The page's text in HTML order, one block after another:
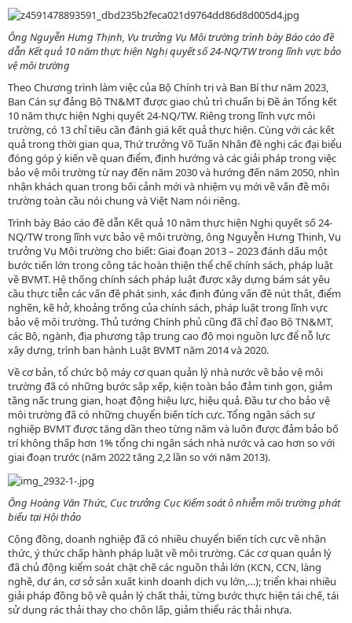
Ông Nguyễn Hưng Thịnh, Vụ trưởng Vụ Môi trường trình bày Báo cáo đề
dẫn Kết quả 10 năm thực hiện Nghị quyết số 24-NQ/TW trong lĩnh vực bảo
vệ môi trường
Theo Chương trình làm việc của Bộ Chính trị và Ban Bí thư năm 2023,
Ban Cán sự đảng Bộ TN&MT được giao chủ trì chuẩn bị Đề án Tổng kết
10 năm thực hiện Nghị quyết 24-NQ/TW. Riêng trong lĩnh vực môi
trường, có 13 chỉ tiêu cần đánh giá kết quả thực hiện. Cùng với các kết
quả trong thời gian qua, Thứ trưởng Võ Tuấn Nhân đề nghị các đại biểu
đóng góp ý kiến về quan điểm, định hướng và các giải pháp trong việc
bảo vệ môi trường từ nay đến năm 2030 và hướng đến năm 2050, nhìn
nhận khách quan trong bối cảnh mới và nhiệm vụ mới về vấn đề môi
trường toàn cầu nói chung và Việt Nam nói riêng.
Trình bày Báo cáo đề dẫn Kết quả 10 năm thực hiện Nghị quyết số 24-
NQ/TW trong lĩnh vực bảo vệ môi trường, ông Nguyễn Hưng Thịnh, Vụ
trưởng Vụ Môi trường cho biết: Giai đoạn 2013 – 2023 đánh dấu một
bước tiến lớn trong công tác hoàn thiện thể chế chính sách, pháp luật
về BVMT. Hệ thống chính sách pháp luật được xây dựng bám sát yêu
cầu thực tiễn các vấn đề phát sinh, xác định đúng vấn đề nút thắt, điểm
nghẽn, kẽ hở, khoảng trống của chính sách, pháp luật trong lĩnh vực
bảo vệ môi trường. Thủ tướng Chính phủ cũng đã chỉ đạo Bộ TN&MT,
các Bộ, ngành, địa phương tập trung cao độ mọi nguồn lực để nỗ lực
xây dựng, trình ban hành Luật BVMT năm 2014 và 2020.
Về cơ bản, tổ chức bộ máy cơ quan quản lý nhà nước về bảo vệ môi
trường đã có những bước sắp xếp, kiện toàn bảo đảm tinh gọn, giảm
tầng nấc trung gian, hoạt động hiệu lực, hiệu quả. Đầu tư cho bảo vệ
môi trường đã có những chuyển biến tích cực. Tổng ngân sách sự
nghiệp BVMT được tăng dần theo từng năm và luôn được đảm bảo bố
trí không thấp hơn 1% tổng chi ngân sách nhà nước và cao hơn so với
giai đoạn trước (năm 2022 tăng 2,2 lần so với năm 2013).
Ông Hoàng Văn Thức, Cục trưởng Cục Kiểm soát ô nhiễm môi trường phát
biểu tại Hội thảo
Cộng đồng, doanh nghiệp đã có nhiều chuyển biến tích cực về nhận
thức, ý thức chấp hành pháp luật về môi trường. Các cơ quan quản lý
đã chủ động kiểm soát chặt chẽ các nguồn thải lớn (KCN, CCN, làng
nghề, dự án, cơ sở sản xuất kinh doanh dịch vụ lớn,…); triển khai nhiều
giải pháp đồng bộ về quản lý chất thải, từng bước thực hiện tái chế, tái
sử dụng rác thải thay cho chôn lấp, giảm thiểu rác thải nhựa.